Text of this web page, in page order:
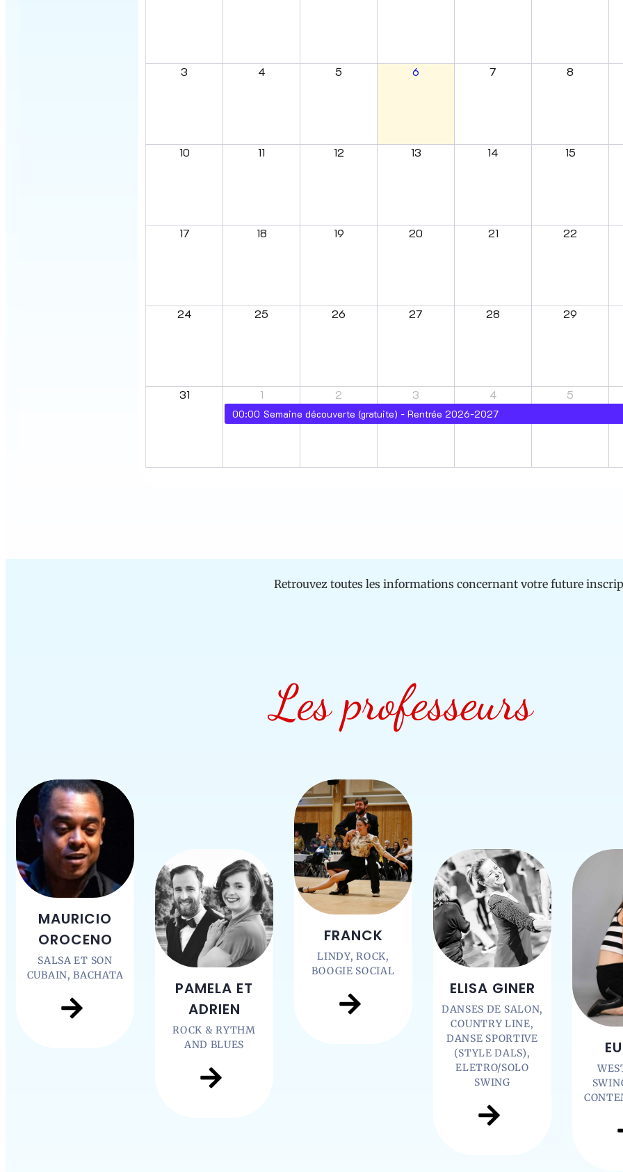
3 4 5 6 7 8
10 11 12 13 14 15
17 18 19 20 21 22
24 25 26 27 28 29
31 1
00:00 Semaine découverte (gratuite) - Rentrée 2026-2027
2 3 4 5
Retrouvez toutes les informations concernant votre future
Les professeurs
MAURICIO
OROCENO
SALSA ET SON
CUBAIN, BACHATA
PAMELA ET
ADRIEN
ROCK & RYTHM
AND BLUES
FRANCK
LINDY, ROCK,
BOOGIE SOCIAL
ELISA GINER
DANSES DE SALON,
COUNTRY LINE,
DANSE SPORTIVE
(STYLE DALS),
ELETRO/SOLO
SWING